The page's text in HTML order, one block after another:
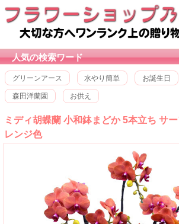
人気の検索ワード
グリーンアース 水やり簡単 お誕生日
森田洋蘭園 お供え
ミディ胡蝶蘭 小和鉢まどか 5本立ち サ
レンジ色